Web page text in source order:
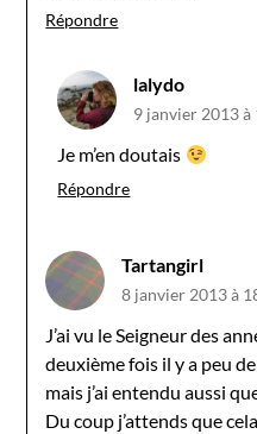
Répondre
lalydo
9 janvier 2013 à
Je m’en doutais
Répondre
Tartangirl
8 janvier 2013 à
J’ai vu le Seigneur des
deuxième fois il y a peu
mais j’ai entendu aussi
Du coup j’attends que